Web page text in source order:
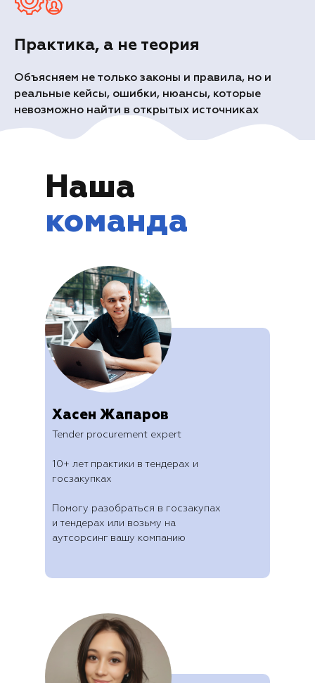
Практика, а не теория
Объясняем не только законы и правила, но и
реальные кейсы, ошибки, нюансы, которые
невозможно найти в открытых источниках
Tender procurement expert
10+ лет практики в тендерах и
госзакупках
Помогу разобраться в госзакупах
и тендерах или возьму на
аутсорсинг вашу компанию
Хасен Жапаров
Наша
команда